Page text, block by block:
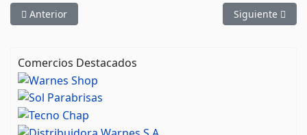
Artículo anterior: Autosol
Anterior Artículo
Siguiente
Comercios Destacados